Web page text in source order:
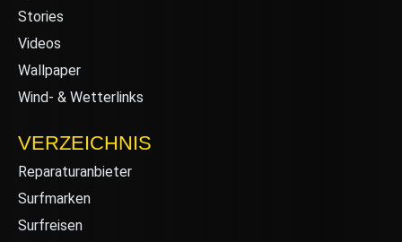
Stories
Videos
Wallpaper
Wind- & Wetterlinks
VERZEICHNIS
Reparaturanbieter
Surfmarken
Surfreisen